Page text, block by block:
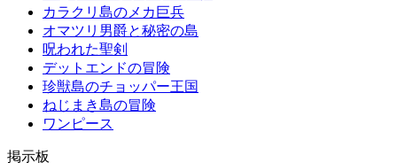
カラクリ島のメカ巨兵
オマツリ男爵と秘密の島
呪われた聖剣
デットエンドの冒険
珍獣島のチョッパー王国
ねじまき島の冒険
ワンピース
掲示板